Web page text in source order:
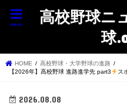
高校野球ニ
球
menu
HOME
高校野球・大学野球の進路
【2026年】高校野球 進路進学先 part3
ス
2026.08.08